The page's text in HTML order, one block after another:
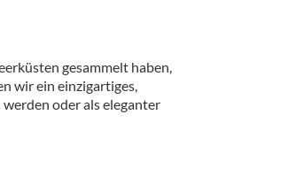
gesammelt haben,
wir ein einzigartiges,
oder als eleganter